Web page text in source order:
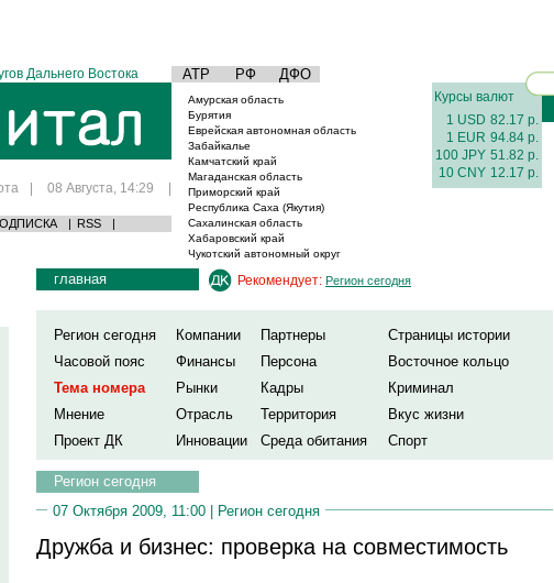
Дальнего Востока АТР РФ ДФО
| 08 Августа, 14:29 |
| RSS |
Амурская область
Бурятия
Еврейская автономная область
Забайкалье
Камчатский край
Магаданская область
Приморский край
Республика Саха (Якутия)
Сахалинская область
Хабаровский край
Чукотский автономный округ
Курсы валют
1 USD 82.17 р.
1 EUR 94.84 р.
100 JPY 51.82 р.
10 CNY 12.17 р.
главная Рекомендует: Регион сегодня
Регион сегодня Компании Партнеры
Страницы истории
Часовой пояс
Финансы Персона
Восточное кольцо
Тема номера
Рынки Кадры
Криминал
Мнение
Отрасль Территория
Вкус жизни
Проект ДК
Инновации Среда обитания Спорт
Регион сегодня
07 Октября 2009, 11:00 | Регион сегодня
Дружба и бизнес: проверка на совместимость